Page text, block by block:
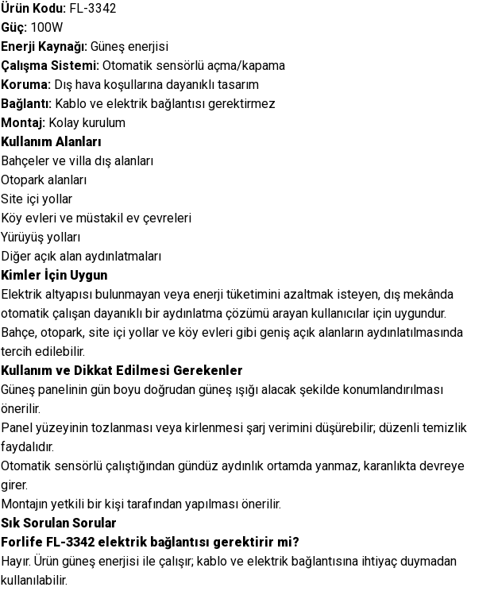
Ürün Kodu: FL-3342
Güç: 100W
Enerji Kaynağı: Güneş enerjisi
Çalışma Sistemi: Otomatik sensörlü açma/kapama
Koruma: Dış hava koşullarına dayanıklı tasarım
Bağlantı: Kablo ve elektrik bağlantısı gerektirmez
Montaj: Kolay kurulum
Kullanım Alanları
Bahçeler ve villa dış alanları
Otopark alanları
Site içi yollar
Köy evleri ve müstakil ev çevreleri
Yürüyüş yolları
Diğer açık alan aydınlatmaları
Kimler İçin Uygun
Elektrik altyapısı bulunmayan veya enerji tüketimini azaltmak isteyen, dış mekânda
otomatik çalışan dayanıklı bir aydınlatma çözümü arayan kullanıcılar için uygundur.
Bahçe, otopark, site içi yollar ve köy evleri gibi geniş açık alanların aydınlatılmasında
tercih edilebilir.
Kullanım ve Dikkat Edilmesi Gerekenler
Güneş panelinin gün boyu doğrudan güneş ışığı alacak şekilde konumlandırılması
önerilir.
Panel yüzeyinin tozlanması veya kirlenmesi şarj verimini düşürebilir; düzenli temizlik
faydalıdır.
Otomatik sensörlü çalıştığından gündüz aydınlık ortamda yanmaz, karanlıkta devreye
girer.
Montajın yetkili bir kişi tarafından yapılması önerilir.
Sık Sorulan Sorular
Forlife FL-3342 elektrik bağlantısı gerektirir mi?
Hayır. Ürün güneş enerjisi ile çalışır; kablo ve elektrik bağlantısına ihtiyaç duymadan
kullanılabilir.